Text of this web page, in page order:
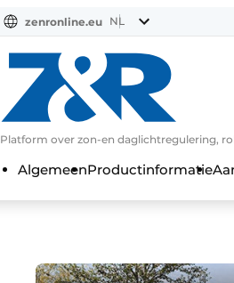
zenronline.eu NL
Platform over zon-en daglichtregulering,
AlgemeenProductinformatie